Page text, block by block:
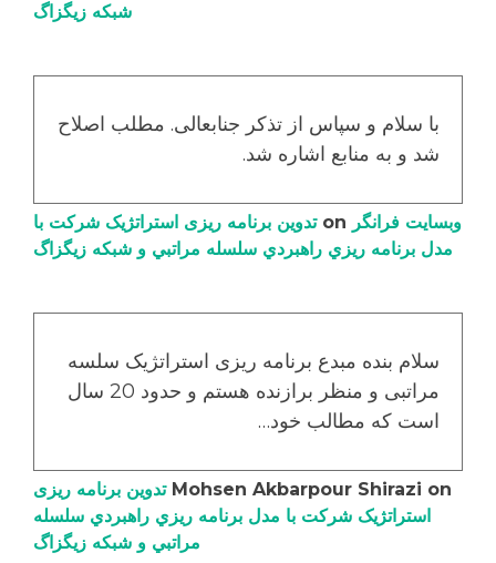
شبکه زیگزاگ
با سلام و سپاس از تذکر جنابعالی. مطلب اصلاح
شد و به منابع اشاره شد.
وبسایت فرانگر
تدوین برنامه ریزی استراتژیک شرکت با
مدل برنامه ریزي راهبردي سلسله مراتبي و شبکه زیگزاگ
سلام بنده مبدع برنامه ریزی استراتژیک سلسه
مراتبی و منظر برازنده هستم و حدود 20 سال
است که مطالب خود…
Mohsen Akbarpour Shirazi on
تدوین برنامه ریزی
استراتژیک شرکت با مدل برنامه ریزي راهبردي سلسله
مراتبي و شبکه زیگزاگ